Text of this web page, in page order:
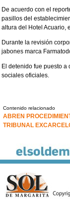
De acuerdo con el
pasillos del
altura del Hotel Acuario,
Durante la revisión
jabones marca
El detenido fue puesto
sociales oficiales.
Contenido relacionado
ABREN
TRIBUNAL